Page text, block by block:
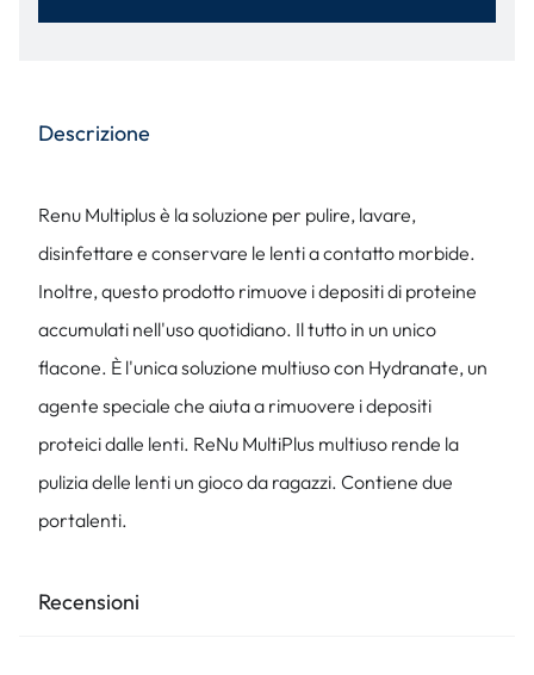
Descrizione
Renu Multiplus è la soluzione per pulire, lavare,
disinfettare e conservare le lenti a contatto morbide.
Inoltre, questo prodotto rimuove i depositi di proteine
accumulati nell'uso quotidiano. Il tutto in un unico
flacone. È l'unica soluzione multiuso con Hydranate, un
agente speciale che aiuta a rimuovere i depositi
proteici dalle lenti. ReNu MultiPlus multiuso rende la
pulizia delle lenti un gioco da ragazzi. Contiene due
portalenti.
Recensioni